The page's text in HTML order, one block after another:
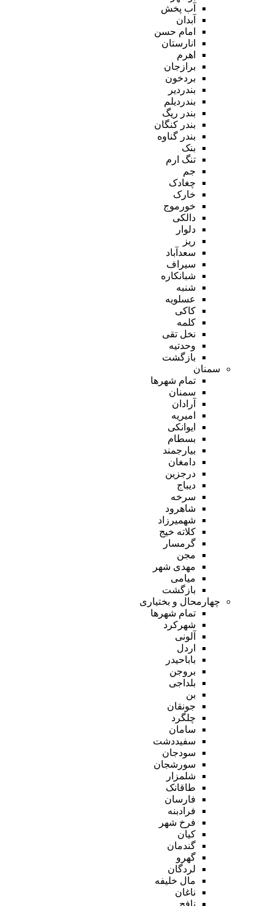
آب پخش
آبدان
امام حسن
انارستان
اهرم
برازجان
بردخون
بندردیر
بندردیلم
بندر ریگ
بندر کنگان
بندر گناوه
بنک
تنگ ارم
جم
چغادک
خارک
خورموج
دالکی
دلوار
ریز
سعدآباد
سیراف
شبانکاره
شنبه
عسلویه
کاکی
کلمه
نخل تقی
وحدتیه
بازگشت
سمنان
تمام شهر‌ها
سمنان
آرادان
امیریه
ایوانکی
بسطام
بیارجمند
دامغان
درجزین
دیباج
سرخه
شاهرود
شهمیرزاد
کلاته خیج
گرمسار
مجن
مهدی شهر
میامی
بازگشت
چهارمحال و بختیاری
تمام شهر‌ها
شهرکرد
آلونی
اردل
باباحیدر
بروجن
بلداجی
بن
جونقان
چلگرد
سامان
سفیددشت
سودجان
سورشجان
شلمزار
طاقانک
فارسان
فرادبنه
فرخ شهر
کیان
گندمان
گهرو
لردگان
مال خلیفه
ناغان
نافچ